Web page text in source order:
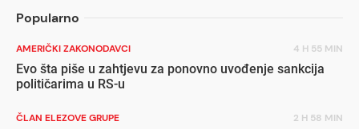
Popularno
AMERIČKI ZAKONODAVCI 4 H 55 MIN
Evo šta piše u zahtjevu za ponovno uvođenje sankcija
političarima u RS-u
ČLAN ELEZOVE GRUPE 2 H 58 MIN